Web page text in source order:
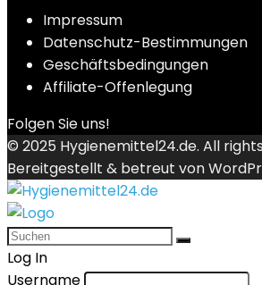
Impressum
Datenschutz-Bestimmungen
Geschäftsbedingungen
Affiliate-Offenlegung
Folgen Sie uns!
© 2025 Hygienemittel24.de. All
Bereitgestellt & betreut von
Log In
Username